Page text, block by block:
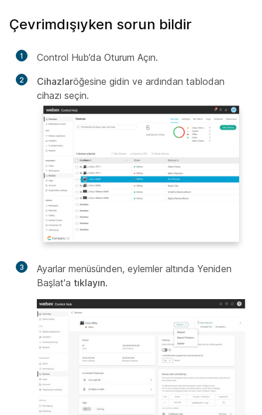
Çevrimdışıyken sorun bildir
1 Control Hub’da Oturum Açın.
2 Cihazlaröğesine gidin ve ardından tablodan
cihazı seçin.
3
Ayarlar menüsünden, eylemler altında Yeniden
Başlat'a tıklayın.